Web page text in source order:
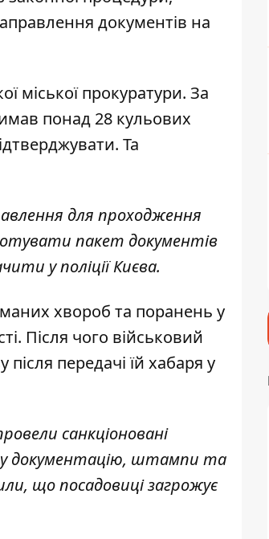
документів на
міської прокуратури. За
понад 28 кульових
Та
для проходження
пакет документів
у поліції Києва.
хвороб та поранень у
Після чого військовий
передачі їй хабаря у
санкціоновані
документацію, штампи та
що посадовиці загрожує